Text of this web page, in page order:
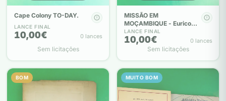
Cape Colony TO-DAY.
LANCE FINAL
10,00€ 0 lances
Sem licitações
MISSÃO EM
MOÇAMBIQUE - Eurico
Dias Nogueira
LANCE FINAL
10,00€ 0 lances
Sem licitações
BOM MUITO BOM